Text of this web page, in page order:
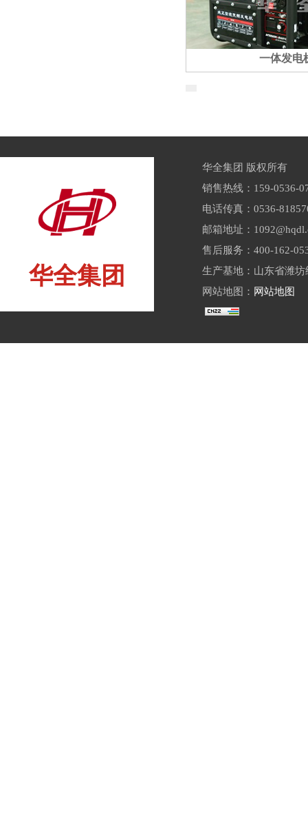
一体发电
华全集团
华全集团 版权所有
销售热线：159-0536-
电话传真：0536-
邮箱地址：
售后服务：400-162-
生产基地：山东省潍
网站地图： 网站地图